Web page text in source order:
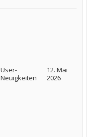
User-
Neuigkeiten
12. Mai
2026